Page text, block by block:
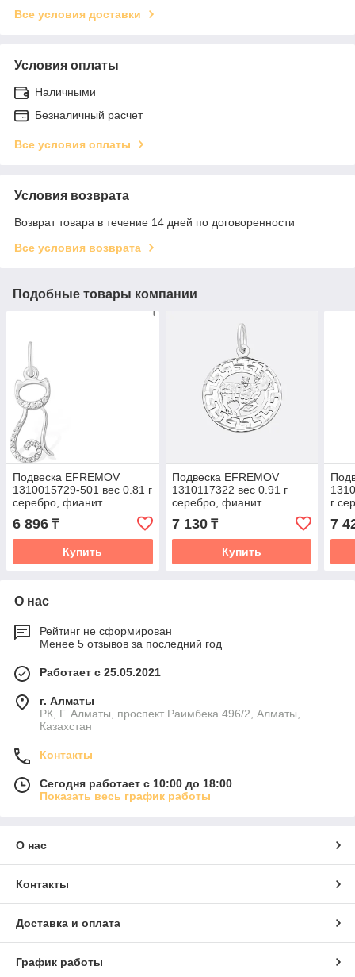
Все условия доставки
Условия оплаты
Наличными
Безналичный расчет
Все условия оплаты
Условия возврата
Возврат товара в течение 14 дней по договоренности
Все условия возврата
Подобные товары компании
Подвеска EFREMOV
1310015729-501 вес 0.81 г
серебро, фианит
6 896 ₸
Купить
Подвеска EFREMOV
1310117322 вес 0.91 г
серебро, фианит
7 130₸
Купить
г
7
О нас
Рейтинг не сформирован
Менее 5 отзывов за последний год
Работает с 25.05.2021
г. Алматы
РК, Г. Алматы, проспект Раимбека 496/2, Алматы,
Казахстан
Контакты
Сегодня работает с 10:00 до 18:00
Показать весь график работы
О нас
Контакты
Доставка и оплата
График работы